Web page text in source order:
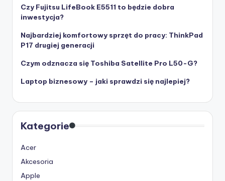
Czy Fujitsu LifeBook E5511 to będzie dobra
inwestycja?
Najbardziej komfortowy sprzęt do pracy: ThinkPad
P17 drugiej generacji
Czym odznacza się Toshiba Satellite Pro L50-G?
Laptop biznesowy – jaki sprawdzi się najlepiej?
Kategorie
Acer
Akcesoria
Apple